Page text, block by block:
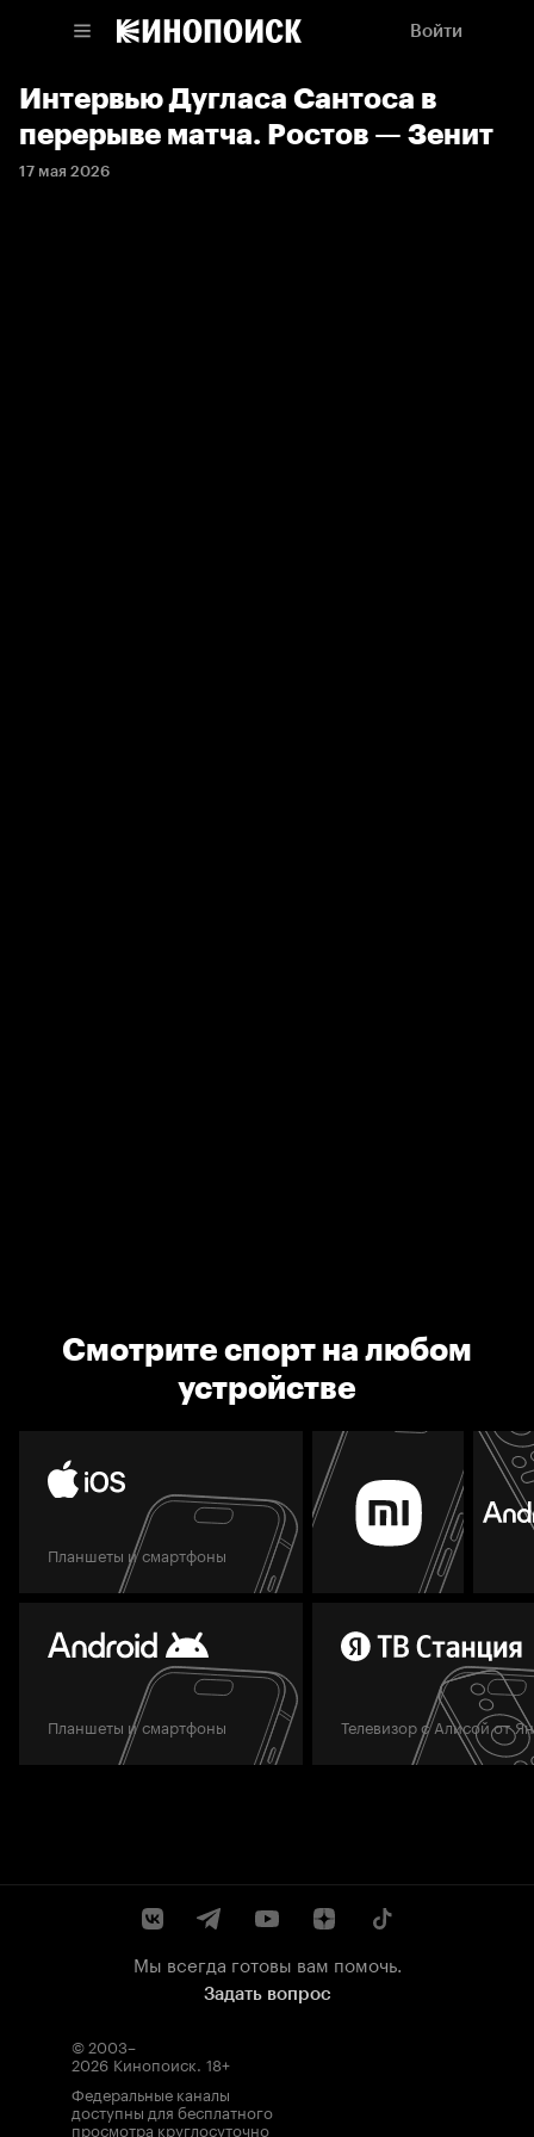
Войти
Интервью Дугласа Сантоса в
перерыве матча. Ростов — Зенит
17 мая 2026
Смотрите спорт на любом
устройстве
Планшеты и смартфоны
Планшеты и смартфоны Телевизор с Алисой от
Мы всегда готовы вам помочь.
Задать вопрос
© 2003–
2026 Кинопоиск. 18+
Федеральные каналы
доступны для бесплатного
просмотра круглосуточно